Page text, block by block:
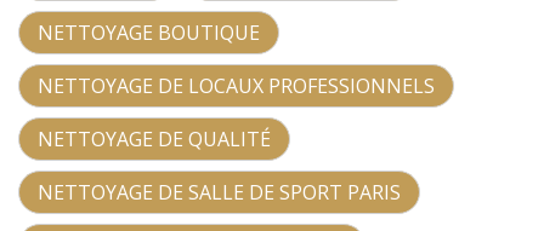
NETTOYAGE BOUTIQUE
NETTOYAGE DE LOCAUX PROFESSIONNELS
NETTOYAGE DE QUALITÉ
NETTOYAGE DE SALLE DE SPORT PARIS